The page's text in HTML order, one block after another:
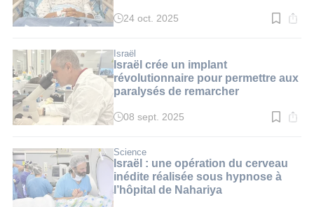
Temps
:
3
min.
24 oct. 2025
Israël
Israël crée un implant
révolutionnaire pour permettre aux
paralysés de remarcher
Temps
:
2
min.
08 sept. 2025
Science
Israël : une opération du cerveau
inédite réalisée sous hypnose à
l’hôpital de Nahariya